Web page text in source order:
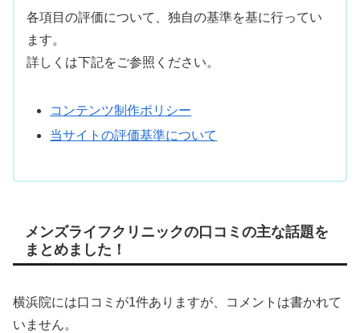
各項目の評価について、独自の基準を基に行ってい
ます。
詳しくは下記をご参照ください。
コンテンツ制作ポリシー
当サイトの評価基準について
メンズライフクリニックの口コミの主な話題を
まとめました！
横浜院には口コミが1件ありますが、コメントは書かれて
いません。